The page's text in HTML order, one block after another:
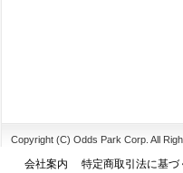
Copyright (C) Odds Park Corp. All
会社案内 特定商取引法に基づ